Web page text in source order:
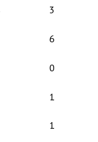
Počet
3
Počet
6
Počet
0
Počet
1
Počet
1